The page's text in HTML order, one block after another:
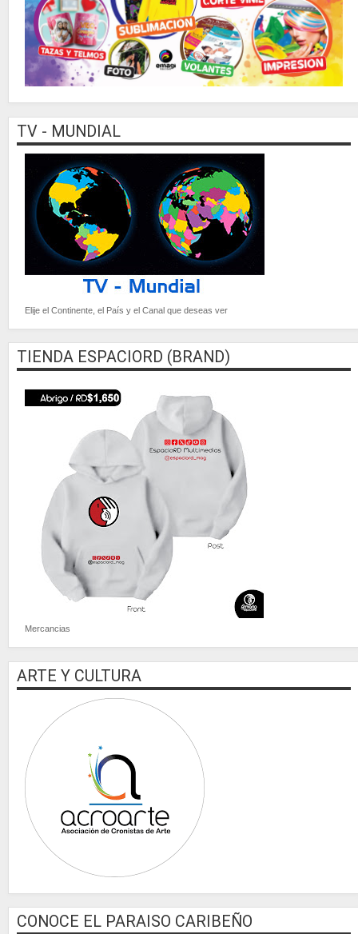
TV - MUNDIAL
Elije el Continente, el País y el Canal que deseas ver
TIENDA ESPACIORD (BRAND)
Mercancias
ARTE Y CULTURA
CONOCE EL PARAISO CARIBEÑO